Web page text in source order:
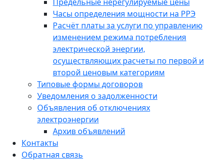
Часы определения мощности на РРЭ
Расчёт платы за услуги по управлению
изменением режима потребления
электрической энергии,
осуществляющих расчеты по первой и
второй ценовым категориям
Типовые формы договоров
Уведомления о задолженности
Объявления об отключениях
электроэнергии
Архив объявлений
Контакты
Обратная связь